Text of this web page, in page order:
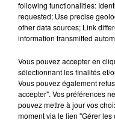
Musique
7 août
following functionalities:
requested; Use precise
other data sources; Link
information transmitted
Vous pouvez accepter en
sélectionnant les finalités et/
Vous pouvez également
accepter". Vos préférences
pouvez mettre à jour vos
moment via le lien "Gérer